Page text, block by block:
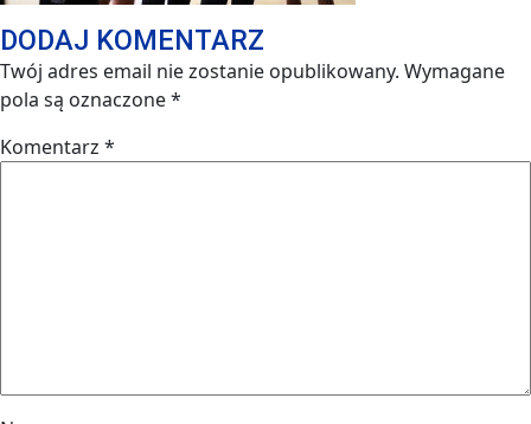
DODAJ KOMENTARZ
Twój adres email nie zostanie opublikowany. Wymagane
pola są oznaczone*
Komentarz *